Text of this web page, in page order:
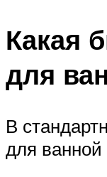
Какая
для
В
для ванной